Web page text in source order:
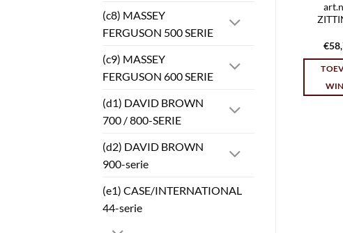
(c8) MASSEY
FERGUSON 500 SERIE
(c9) MASSEY
FERGUSON 600 SERIE
(d1) DAVID BROWN
700 / 800-SERIE
(d2) DAVID BROWN
900-serie
(e1) CASE/INTERNATIONAL
44-serie
€